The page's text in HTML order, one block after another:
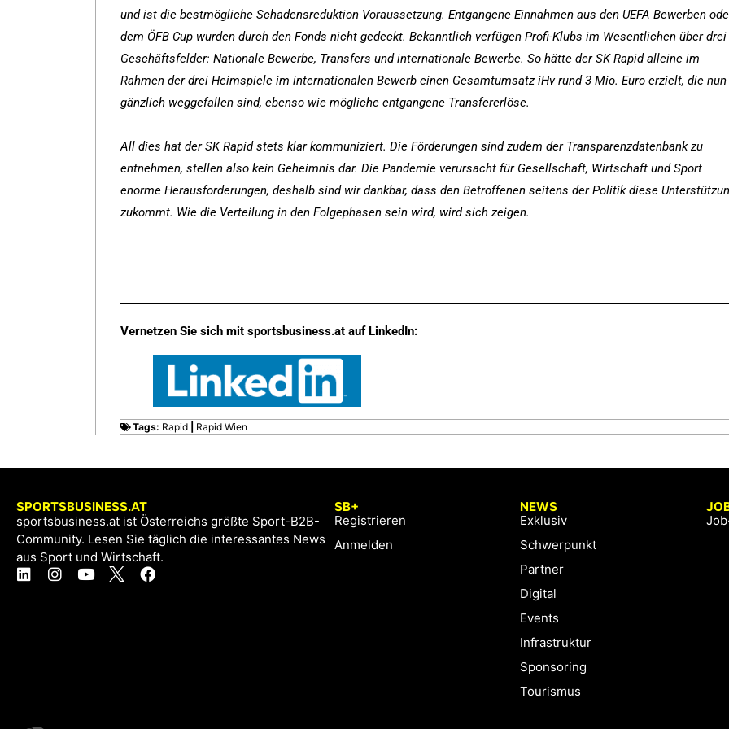
und ist die bestmögliche Schadensreduktion Voraussetzung. Entgangene Einnahmen aus den UEFA Bewerben
dem ÖFB Cup wurden durch den Fonds nicht gedeckt. Bekanntlich verfügen Profi-Klubs im Wesentlichen über drei
Geschäftsfelder: Nationale Bewerbe, Transfers und internationale Bewerbe. So hätte der SK Rapid alleine im
Rahmen der drei Heimspiele im internationalen Bewerb einen Gesamtumsatz iHv rund 3 Mio. Euro erzielt, die nun
gänzlich weggefallen sind, ebenso wie mögliche entgangene Transfererlöse.
All dies hat der SK Rapid stets klar kommuniziert. Die Förderungen sind zudem der Transparenzdatenbank zu
entnehmen, stellen also kein Geheimnis dar. Die Pandemie verursacht für Gesellschaft, Wirtschaft und Sport
enorme Herausforderungen, deshalb sind wir dankbar, dass den Betroffenen seitens der Politik diese
zukommt. Wie die Verteilung in den Folgephasen sein wird, wird sich zeigen.
Vernetzen Sie sich mit sportsbusiness.at auf LinkedIn:
Tags: Rapid Rapid Wien
SPORTSBUSINESS.AT
sportsbusiness.at ist Österreichs größte Sport-B2B-
Community. Lesen Sie täglich die interessantes News
aus Sport und Wirtschaft.
SB+
Registrieren
Anmelden
NEWS
Exklusiv
Schwerpunkt
Partner
Digital
Events
Infrastruktur
Sponsoring
Tourismus